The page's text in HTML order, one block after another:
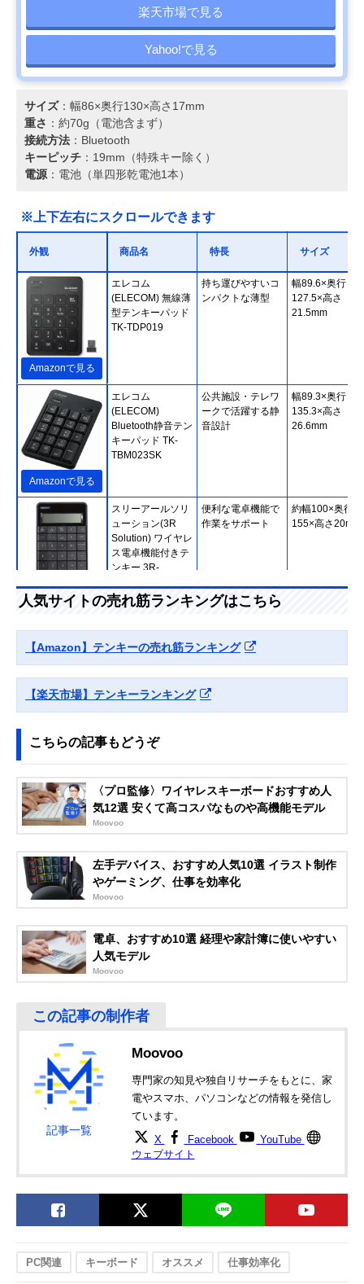
楽天市場で見る
Yahoo!で見る
サイズ：幅86×奥行130×高さ17mm
重さ ：約70g（電池含まず）
接続方法 ：Bluetooth
キーピッチ ：19mm（特殊キー除く）
電源 ：電池（単四形乾電池1本）
※上下左右にスクロールできます
外観 商品名 特長 サイズ
Amazonで見る
エレコム
(ELECOM) 無線薄
型テンキーパッド
TK-TDP019
持ち運びやすいコ
ンパクトな薄型
幅89.6×奥行
127.5×高さ
21.5mm
Amazonで見る
エレコム
(ELECOM)
Bluetooth静音テン
キーパッド TK-
TBM023SK
公共施設・テレワ
ークで活躍する静
音設計
幅89.3×奥行
135.3×高さ
26.6mm
Amazonで見る
スリーアールソリ
ューション(3R
Solution) ワイヤレ
ス電卓機能付きテ
ンキー 3R-
便利な電卓機能で
作業をサポート
約幅100×奥行
155×高さ20mm
レステンキー
TEN24G02
Amazonで見る
Bluetooth IC-
楽天市場で見る
MOBO TenkeyPad
AM-NPB20
小さめなテンキー
が欲しい方にぴっ
たり
約幅83×奥行
高さ12mm
KP10
まで活躍
Amazonで見る
サンワサプライ プ
プログラミングに
Amazonで見る
サンワサプライ
Bluetoothテンキー
NT-BT21
USBポートを埋め
幅86×奥行130×
人気サイトの売れ筋ランキングはこちら
【Amazon】テンキーの売れ筋ランキング
【楽天市場】テンキーランキング
こちらの記事もどうぞ
〈プロ監修〉ワイヤレスキーボードおすすめ人
気12選 安くて高コスパなものや高機能モデル
Moovoo
左手デバイス、おすすめ人気10選 イラスト制作
やゲーミング、仕事を効率化
Moovoo
電卓、おすすめ10選 経理や家計簿に使いやすい
人気モデル
Moovoo
記事一覧
Moovoo
専門家の知見や独自リサーチをもとに、家
電やスマホ、パソコンなどの情報を発信し
ています。
X Facebook
YouTube
ウェブサイト
PC関連 キーボード オススメ 仕事効率化